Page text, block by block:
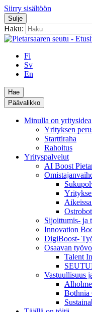
Siirry sisältöön
Sulje
Haku:
Fi
Sv
En
Hae
Päävalikko
Minulla on yritysidea
Yrityksen
Starttiraha
Rahoitus
Yrityspalvelut
AI Boost
Sijoittumis- ja
Innovation
DigiBoost-
Osaavan
Talent
Vastuullisuus
Bothnia